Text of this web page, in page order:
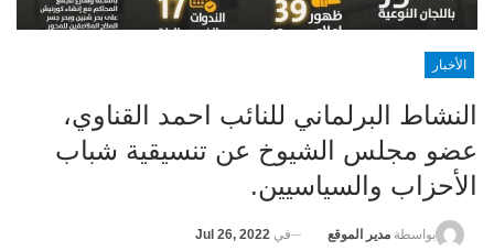
الأخبار
النشاط البرلماني للنائب احمد القناوي،
عضو مجلس الشيوخ عن تنسيقية شباب
الأحزاب والسياسيين.
بواسطة مدير الموقع في Jul 26, 2022